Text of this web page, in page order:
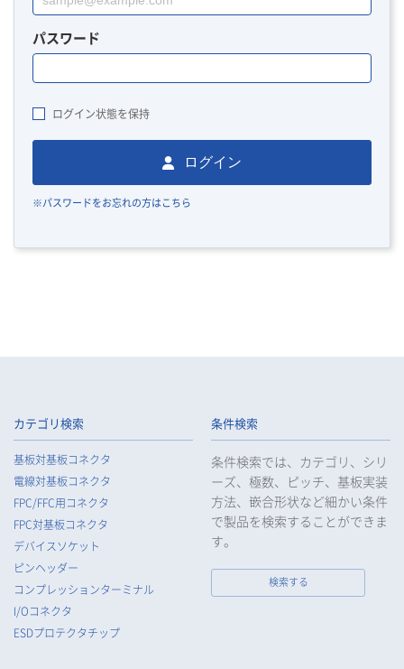
パスワード
ログイン状態を保持
ログイン
※パスワードをお忘れの方はこちら
カテゴリ検索
基板対基板コネクタ
電線対基板コネクタ
FPC/FFC用コネクタ
FPC対基板コネクタ
デバイスソケット
ピンヘッダー
コンプレッションターミナル
I/Oコネクタ
ESDプロテクタチップ
条件検索
条件検索では、カテゴリ、シリ
ーズ、極数、ピッチ、基板実装
方法、嵌合形状など細かい条件
で製品を検索することができま
す。
検索する